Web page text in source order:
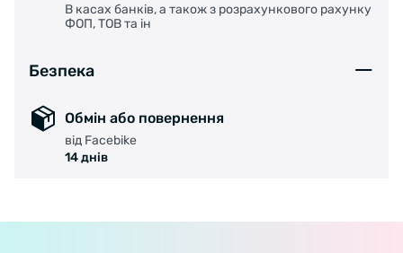
В касах банків, а також з розрахункового рахунку
ФОП, ТОВ та ін
Безпека
Обмін або повернення
від Facebike
14 днів